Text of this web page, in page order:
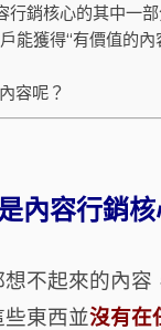
行銷核心的其中一部
能獲得“有價值的
容呢？
內容行銷
不起來的內
東西並沒有在